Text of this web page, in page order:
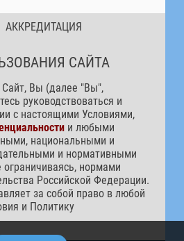
АККРЕДИТАЦИЯ
САЙТА
Вы (далее "Вы",
руководствоваться и
с настоящими Условиями,
и любыми
национальными и
и нормативными
нормами
Российской Федерации.
за собой право в любой
и Политику